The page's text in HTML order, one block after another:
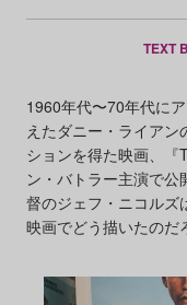
TEXT
1960年代〜70年代に
えたダニー・ライア
ションを得た映画、『
ン・バトラー主演で
督のジェフ・ニコルズ
映画でどう描いたのだ